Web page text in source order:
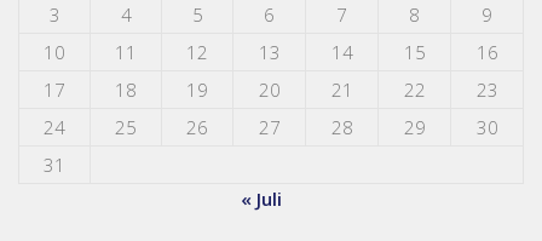
3
4 5 6 7 8
9
10
11 12 13 14 15
16
17
18 19 20 21 22
23
24
25 26 27 28 29
30
31
« Juli